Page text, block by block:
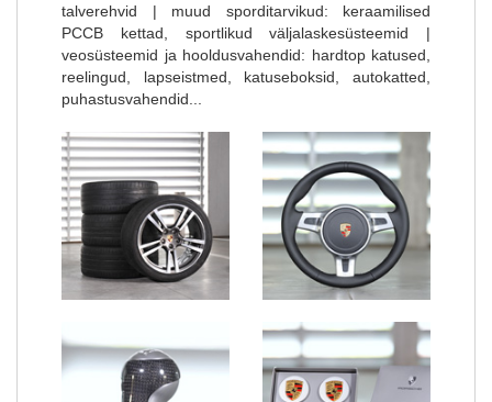
talverehvid | muud sporditarvikud: keraamilised
PCCB kettad, sportlikud väljalaskesüsteemid |
veosüsteemid ja hooldusvahendid: hardtop katused,
reelingud, lapseistmed, katuseboksid, autokatted,
puhastusvahendid...